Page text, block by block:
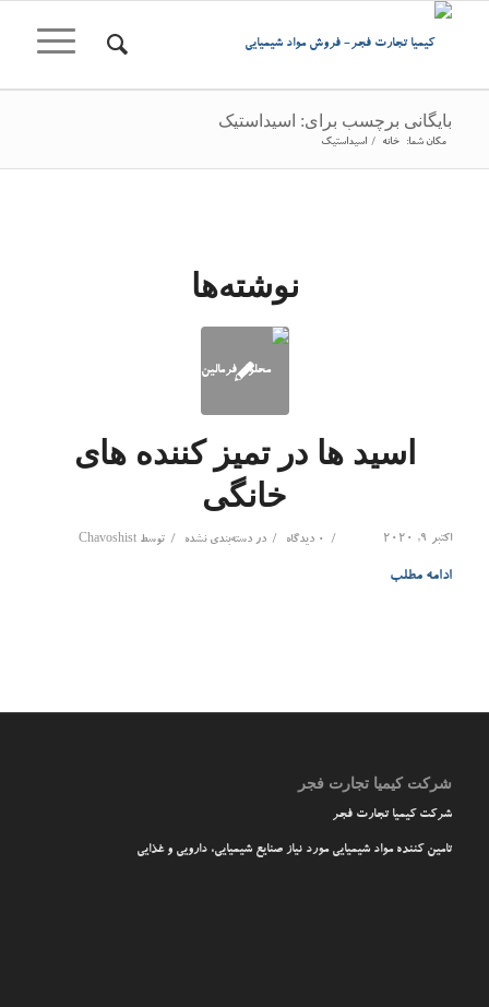
بایگانی برچسب برای: اسیداستیک
مکان شما: خانه / اسیداستیک
نوشته‌ها
اسید ها در تمیز کننده های
خانگی
اکتبر 9, 2020 / 0 دیدگاه / در دسته‌بندی نشده / توسط Chavoshist
ادامه مطلب
شرکت کیمیا تجارت فجر
شرکت کیمیا تجارت فجر
تامین کننده مواد شیمیایی مورد نیاز صنایع شیمیایی، دارویی و غذایی